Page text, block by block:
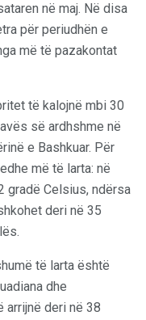
në maj. Në disa
për periudhën e
më të pazakontat
të kalojnë mbi 30
së ardhshme në
e Bashkuar. Për
më të larta: në
gradë Celsius, ndërsa
deri në 35
të larta është
dhe
arrijnë deri në 38